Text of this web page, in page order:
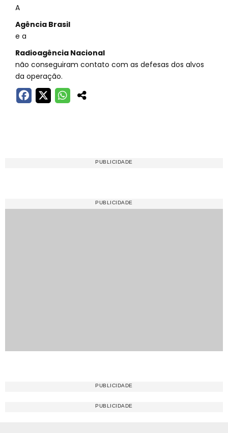
A
Agência Brasil
e a
Radioagência Nacional
não conseguiram contato com as defesas dos alvos
da operação.